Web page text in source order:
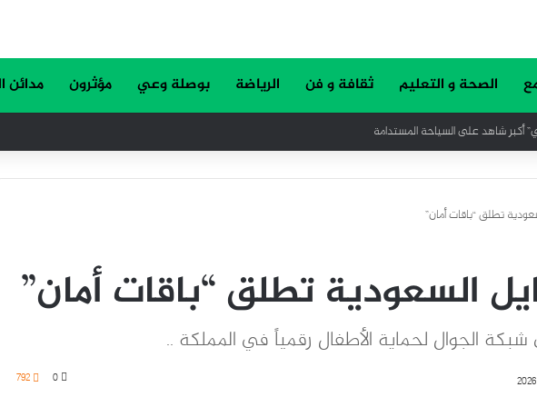
الصحة و التعليم ثقافة و فن الرياضة بوصلة وعي مؤثرون مدائن
يجدد الحماس بأغنية جديدة ” رح ضل ”
تطلق “باقات أمان”
السعودية تطلق “باقات أمان”
الجوال لحماية الأطفال رقمياً في المملكة ..
0
792